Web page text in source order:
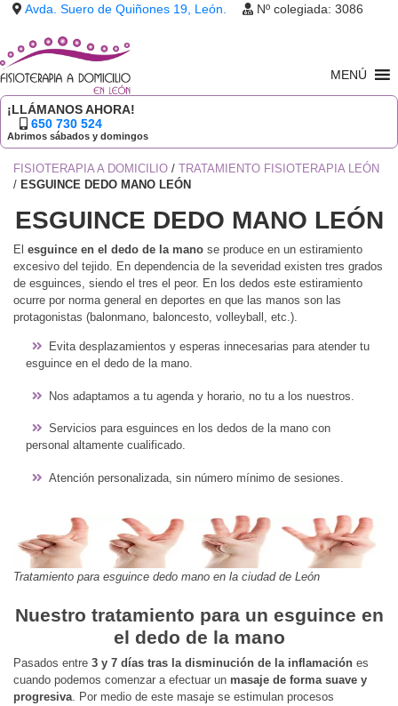
Avda. Suero de Quiñones 19, León. Nº colegiada: 3086
MENÚ
¡LLÁMANOS AHORA!
650 730 524
Abrimos sábados y domingos
FISIOTERAPIA A DOMICILIO /
TRATAMIENTO FISIOTERAPIA LEÓN
/ ESGUINCE DEDO MANO LEÓN
ESGUINCE DEDO MANO LEÓN
El esguince en el dedo de la mano se produce en un estiramiento
excesivo del tejido. En dependencia de la severidad existen tres grados
de esguinces, siendo el tres el peor. En los dedos este estiramiento
ocurre por norma general en deportes en que las manos son las
protagonistas (balonmano, baloncesto, volleyball, etc.).
Evita desplazamientos y esperas innecesarias para atender tu
esguince en el dedo de la mano.
Nos adaptamos a tu agenda y horario, no tu a los nuestros.
Servicios para esguinces en los dedos de la mano con
personal altamente cualificado.
Atención personalizada, sin número mínimo de sesiones.
Tratamiento para esguince dedo mano en la ciudad de León
Nuestro tratamiento para un esguince en
el dedo de la mano
Pasados entre 3 y 7 días tras la disminución de la inflamación es
cuando podemos comenzar a efectuar un masaje de forma suave y
progresiva. Por medio de este masaje se estimulan procesos